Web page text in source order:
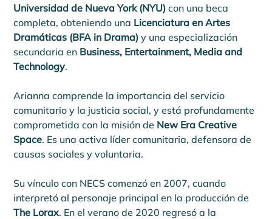
Universidad de Nueva York (NYU) con una beca
completa, obteniendo una Licenciatura en Artes
Dramáticas (BFA in Drama) y una especialización
secundaria en Business, Entertainment, Media and
Technology.
Arianna comprende la importancia del servicio
comunitario y la justicia social, y está profundamente
comprometida con la misión de New Era Creative
Space. Es una activa líder comunitaria, defensora de
causas sociales y voluntaria.
Su vínculo con NECS comenzó en 2007, cuando
interpretó al personaje principal en la producción de
The Lorax. En el verano de 2020 regresó a la